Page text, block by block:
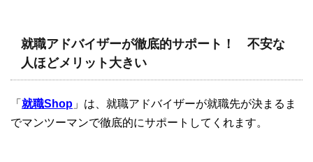
就職アドバイザーが徹底的サポート！ 不安な
人ほどメリット大きい
「 就職Shop 」は、就職アドバイザーが就職先が決まるま
でマンツーマンで徹底的にサポートしてくれます。